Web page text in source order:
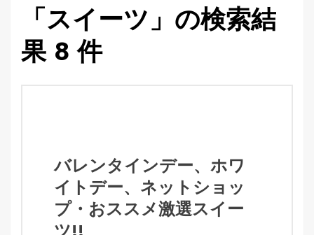
「スイーツ」の検索結
果 8 件
バレンタインデー、ホワ
イトデー、ネットショッ
プ・おススメ激選スイー